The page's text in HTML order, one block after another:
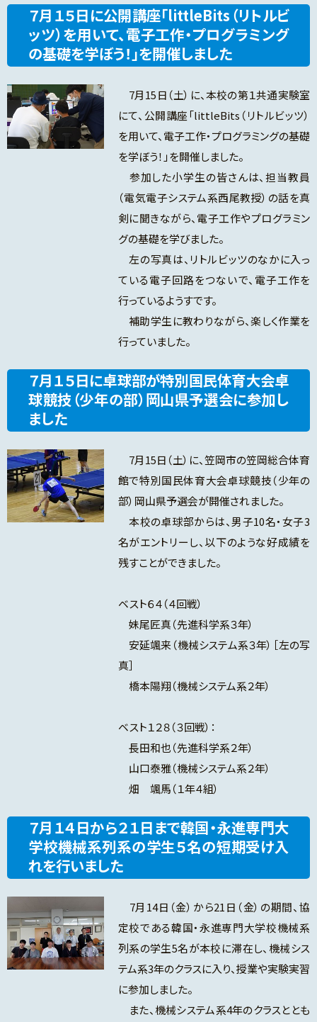
７月１５日に公開講座「littleBits（リトルビ
ッツ）を用いて、電子工作・プログラミング
の基礎を学ぼう！」を開催しました
7月15日（土）に、本校の第１共通実験室
にて、公開講座「littleBits（リトルビッツ）
を用いて、電子工作・プログラミングの基礎
を学ぼう！」を開催しました。
参加した小学生の皆さんは、担当教員
（電気電子システム系西尾教授）の話を真
剣に聞きながら、電子工作やプログラミン
グの基礎を学びました。
左の写真は、リトルビッツのなかに入っ
ている電子回路をつないで、電子工作を
行っているようすです。
補助学生に教わりながら、楽しく作業を
行っていました。
７月１５日に卓球部が特別国民体育大会卓
球競技（少年の部）岡山県予選会に参加し
ました
7月15日（土）に、笠岡市の笠岡総合体育
館で特別国民体育大会卓球競技（少年の
部）岡山県予選会が開催されました。
本校の卓球部からは、男子10名・女子3
名がエントリーし、以下のような好成績を
残すことができました。
ベスト６４（４回戦）
妹尾匠真（先進科学系３年）
安延颯来（機械システム系３年）［左の写
真］
橋本陽翔（機械システム系２年）
ベスト１２８（３回戦）：
長田和也（先進科学系２年）
山口泰雅（機械システム系２年）
畑 颯馬（１年４組）
７月１４日から２１日まで韓国・永進専門大
学校機械系列系の学生５名の短期受け入
れを行いました
7月14日（金）から21日（金）の期間、協
定校である韓国・永進専門大学校機械系
列系の学生5名が本校に滞在し、機械シス
テム系3年のクラスに入り、授業や実験実習
に参加しました。
また、機械システム系4年のクラスととも